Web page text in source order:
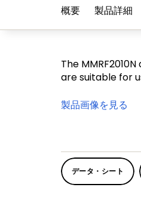
概要 製品詳細
The
are suitable for
製品画像を見る
データ・シート